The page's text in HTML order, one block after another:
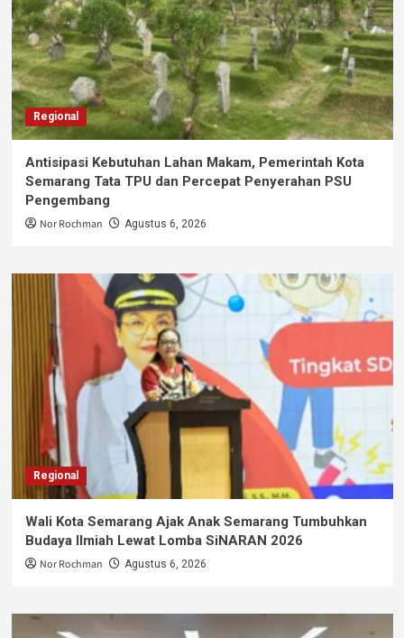
Regional
Antisipasi Kebutuhan Lahan Makam, Pemerintah Kota
Semarang Tata TPU dan Percepat Penyerahan PSU
Pengembang
Nor Rochman Agustus 6, 2026
Regional
Wali Kota Semarang Ajak Anak Semarang Tumbuhkan
Budaya Ilmiah Lewat Lomba SiNARAN 2026
Nor Rochman Agustus 6, 2026